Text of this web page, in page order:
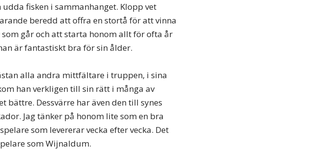
fisken i sammanhanget. Klopp vet
beredd att offra en stortå för att vinna
går och att starta honom allt för ofta år
är fantastiskt bra för sin ålder.
alla andra mittfältare i truppen, i sina
han verkligen till sin rätt i många av
bättre. Dessvärre har även den till synes
Jag tänker på honom lite som en bra
som levererar vecka efter vecka. Det
som Wijnaldum.